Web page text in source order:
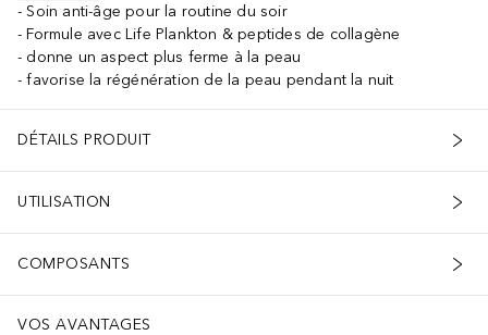
Soin anti-âge pour la routine du soir
Formule avec Life Plankton & peptides de collagène
donne un aspect plus ferme à la peau
favorise la régénération de la peau pendant la nuit
DÉTAILS PRODUIT
UTILISATION
COMPOSANTS
VOS AVANTAGES